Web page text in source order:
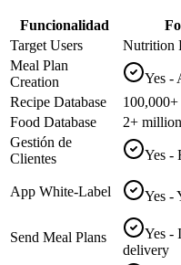
Funcionalidad
Target Users
Nutrition
Meal Plan
Creation
Yes -
Recipe Database
100,000+
Food Database
2+
Gestión de
Clientes
Yes -
App White-Label Yes -
Send Meal Plans
Yes -
delivery